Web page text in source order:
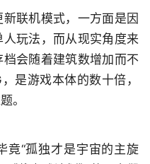
联机模式，一方面是因
玩法，而从现实角度来
会随着建筑数增加而不
是游戏本体的数十倍，
。
竟“孤独才是宇宙的主旋